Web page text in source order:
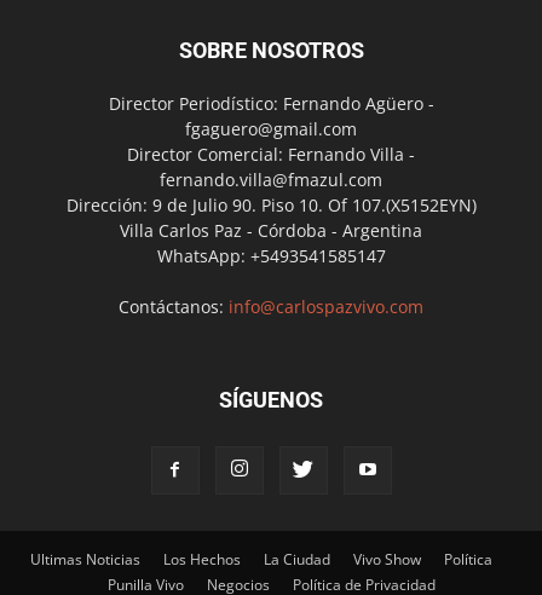
SOBRE NOSOTROS
Director Periodístico: Fernando Agüero -
fgaguero@gmail.com
Director Comercial: Fernando Villa -
fernando.villa@fmazul.com
Dirección: 9 de Julio 90. Piso 10. Of 107.(X5152EYN)
Villa Carlos Paz - Córdoba - Argentina
WhatsApp: +5493541585147
Contáctanos: info@carlospazvivo.com
SÍGUENOS
Ultimas Noticias Los Hechos La Ciudad Vivo Show
Política
Punilla Vivo
Negocios Política de Privacidad